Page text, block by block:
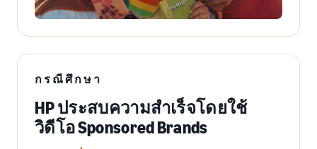
กรณีศึกษา
HP ประสบความสำเร็จโดยใช้
วิดีโอ Sponsored Brands